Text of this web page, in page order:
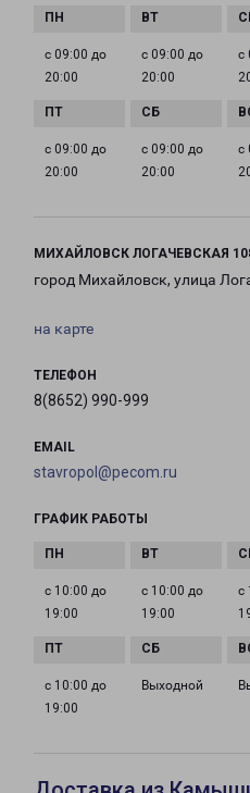
с 09:00 до
20:00
с 09:00 до
20:00
с
с 09:00 до
20:00
с 09:00 до
20:00
с
МИХАЙЛОВСК ЛОГАЧЕВСКАЯ
город Михайловск, улица
на карте
ТЕЛЕФОН
8(8652) 990-999
EMAIL
stavropol@pecom.ru
ГРАФИК РАБОТЫ
с 10:00 до
19:00
с 10:00 до
19:00
с
с 10:00 до
19:00
Выходной